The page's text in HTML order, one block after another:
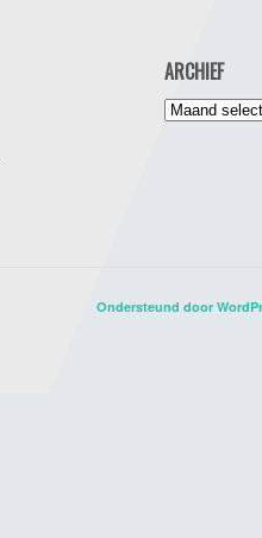
ARCHIEF
Archief
Ondersteund door